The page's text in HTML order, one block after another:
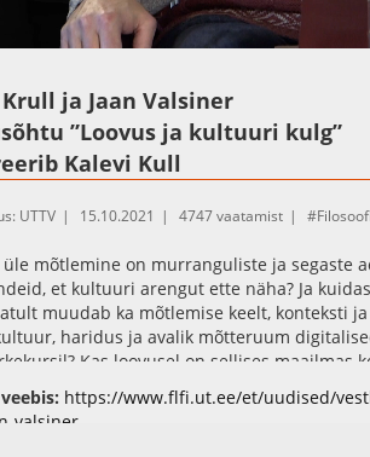
:
Krull ja Jaan Valsiner
”Loovus ja kultuuri kulg”
Kalevi Kull
UTTV 15.10.2021 4747 vaatamist
mõtlemine on murranguliste ja segaste
et kultuuri arengut ette näha? Ja
muudab ka mõtlemise keelt, konteksti
haridus ja avalik mõtteruum
Kas loovusel on sellises maailmas
Kuidas näha episteemi serva
https://www.flfi.ut.ee/et/uudised/
valsiner